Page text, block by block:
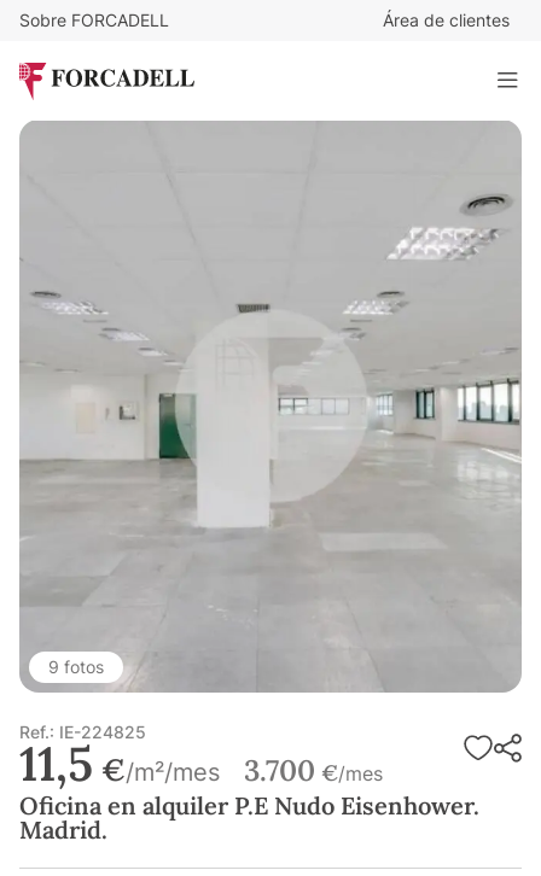
Sobre FORCADELL Área de clientes
Oficina en alquiler P.E Nudo Eisenhower. Madrid.
321 m²
9 fotos
Ref.: IE-224825
11,5 €/m²/mes 3.700 €/mes
Oficina en alquiler P.E Nudo Eisenhower.
Madrid.